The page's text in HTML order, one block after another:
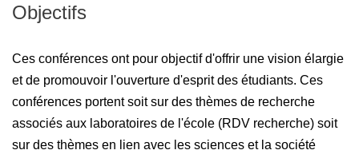
Objectifs
Ces conférences ont pour objectif d'offrir une vision élargie
et de promouvoir l'ouverture d'esprit des étudiants. Ces
conférences portent soit sur des thèmes de recherche
associés aux laboratoires de l'école (RDV recherche) soit
sur des thèmes en lien avec les sciences et la société